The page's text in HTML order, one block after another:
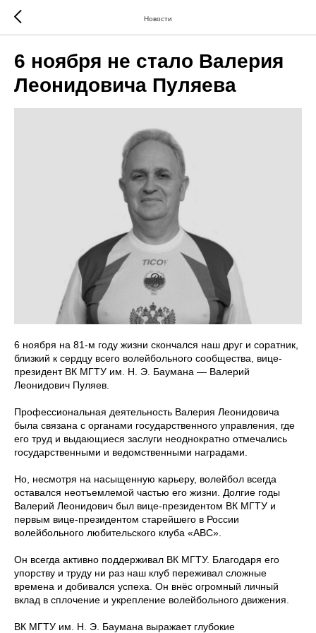
Новости
6 ноября не стало Валерия
Леонидовича Пуляева
6 ноября на 81-м году жизни скончался наш друг и соратник,
близкий к сердцу всего волейбольного сообщества, вице-
президент ВК МГТУ им. Н. Э. Баумана — Валерий
Леонидович Пуляев.
Профессиональная деятельность Валерия Леонидовича
была связана с органами государственного управления, где
его труд и выдающиеся заслуги неоднократно отмечались
государственными и ведомственными наградами.
Но, несмотря на насыщенную карьеру, волейбол всегда
оставался неотъемлемой частью его жизни. Долгие годы
Валерий Леонидович был вице-президентом ВК МГТУ и
первым вице-президентом старейшего в России
волейбольного любительского клуба «АВС».
Он всегда активно поддерживал ВК МГТУ. Благодаря его
упорству и труду ни раз наш клуб переживал сложные
времена и добивался успеха. Он внёс огромный личный
вклад в сплочение и укрепление волейбольного движения.
ВК МГТУ им. Н. Э. Баумана выражает глубокие